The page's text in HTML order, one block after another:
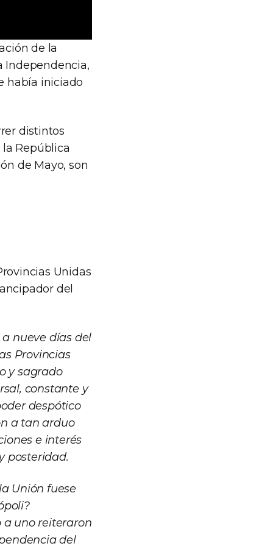
de la
Independencia,
había iniciado
distintos
República
de Mayo, son
Unidas
del
nueve días del
Provincias
y sagrado
constante y
despótico
a tan arduo
e interés
posteridad.
Unión fuese
uno reiteraron
del